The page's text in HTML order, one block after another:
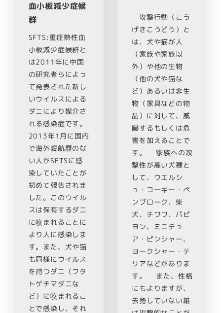
血小板減少症候
群
SFTS:重症熱性血
小板減少症候群と
は2011年に中国
の研究者らによっ
て発表された新し
いウイルスによる
ダニにより媒介さ
れる感染症です。
2013年1月に国内
で海外渡航歴のな
い人がSFTSに感
染していたことが
初めて報告されま
した。このウイル
スは保有するダニ
に咬まれることに
より人に感染しま
す。また、犬や猫
も同様にウイルス
を持つダニ（フタ
トゲチマダニな
ど）に咬まれるこ
とで感染し、それ
攻撃行動（こう
げきこうどう）と
は、犬や猫が人
（家族や家族以
外）や他の生物
（他の犬や猫な
ど）あるいは非生
物（家具などの物
品）に対して、威
嚇するもしくは危
害を加えることで
す。 家族への攻
撃性が高い犬種と
して、ウエルシ
ュ・コーギー・ペ
ンブローク、柴
犬、チワワ、パピ
ヨン、ミニチュ
ア・ピンシャー、
ヨークシャー・テ
リアなどがありま
す。 また、性格
にもよりますが、
去勢していない雄